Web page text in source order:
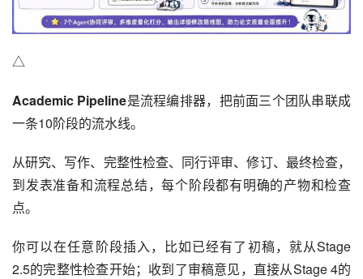
△
Academic Pipeline是流程编排器，把前面三个团队串联成
一条10阶段的流水线。
从研究、写作、完整性检查、同行评审、修订、最终检查，
到发表准备和流程总结，每个阶段都有明确的产物和检查
点。
你可以在任意阶段插入，比如已经有了初稿，就从Stage
2.5的完整性检查开始；收到了审稿意见，直接从Stage 4的